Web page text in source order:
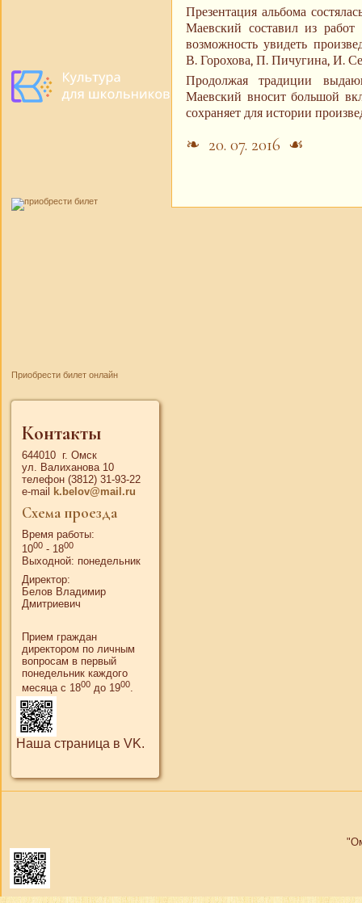
Приобрести билет онлайн
Контакты
644010 г. Омск
ул. Валиханова 10
телефон (3812) 31-93-22
e-mail
k.belov@mail.ru
Схема проезда
Время работы:
1000- 1800
Выходной: понедельник
Директор:
Белов Владимир
Дмитриевич
Прием граждан
директором по личным
вопросам в первый
понедельник каждого
месяца с 1800до 1900.
Наша страница в VK.
Презентация альбома
Маевский составил из
возможность увидеть
В. Горохова, П. Пичугина, И.
Продолжая традиции
Маевский вносит большой
сохраняет для истории
❧ 20. 07. 2016 ☙